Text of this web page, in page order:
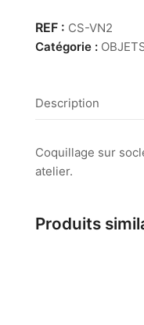
NobilisCS-VN2
Catégorie :
Description
Coquillage sur
atelier.
Produits